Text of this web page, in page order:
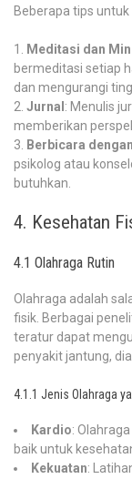
Beberapa tips
Meditasi dan
bermeditasi setiap
dan mengurangi
Jurnal: Menulis
memberikan
Berbicara
psikolog atau
butuhkan.
4. Kesehatan
4.1 Olahraga Rutin
Olahraga adalah
fisik. Berbagai
teratur dapat
penyakit jantung,
4.1.1 Jenis Olahraga
Kardio:
baik untuk
Kekuatan: